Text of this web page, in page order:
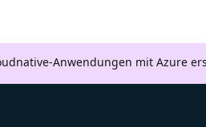
Anwendungen mit Azure